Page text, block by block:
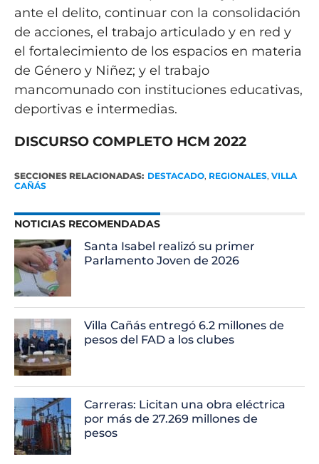
ante el delito, continuar con la consolidación
de acciones, el trabajo articulado y en red y
el fortalecimiento de los espacios en materia
de Género y Niñez; y el trabajo
mancomunado con instituciones educativas,
deportivas e intermedias.
DISCURSO COMPLETO HCM 2022
SECCIONES RELACIONADAS: DESTACADO, REGIONALES, VILLA
CAÑÁS
NOTICIAS RECOMENDADAS
Santa Isabel realizó su primer
Parlamento Joven de 2026
Villa Cañás entregó 6.2 millones de
pesos del FAD a los clubes
Carreras: Licitan una obra eléctrica
por más de 27.269 millones de
pesos